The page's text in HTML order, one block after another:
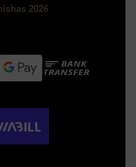
2026